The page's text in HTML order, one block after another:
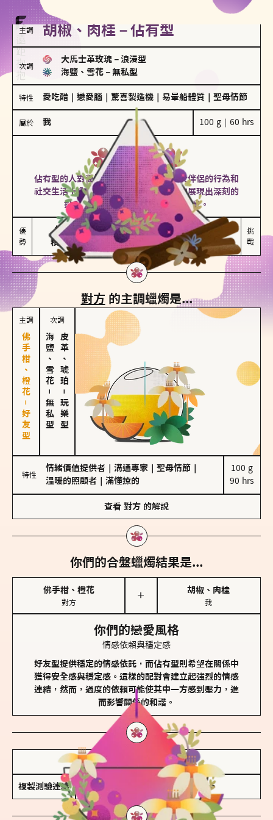
主調 胡椒、肉桂－佔有型
次調
大馬士革玫瑰 － 浪漫型
海鹽、雪花 － 無私型
特性 愛吃醋 戀愛腦 驚喜製造機 易暈船體質 聖母情節
屬於 我 100 g｜60 hrs
佔有型
胡椒、肉桂
佔有型的人對愛情有強烈的保護欲，對於伴侶的行為和
社交生活十分敏感、容易吃醋。在關係中展現出深刻的
投入和激情，但也可能讓人感到窒息。
優
勢
能建立緊密關係
積極維繫關係熱度
嫉妒心較強
可能出現控制欲
挑
戰
對方 的主調蠟燭是...
主調
佛手柑、橙花－好友型
次調
海鹽、雪花
－
無私型
皮革、琥珀
－
玩樂型
特性
情緒價值提供者 溝通專家 聖母情節
溫暖的照顧者
滿懂撩的
100 g
90 hrs
查看 對方 的解說
你們的合盤蠟燭結果是...
佛手柑、橙花
對方
＋
胡椒、肉桂
我
你們的戀愛風格
情感依賴與穩定感
好友型提供穩定的情感依託，而佔有型則希望在關係中
獲得安全感與穩定感。這樣的配對會建立起強烈的情感
連結，然而，過度的依賴可能使其中一方感到壓力，進
而影響關係的和諧。
儲存我的結果圖
複製測驗連結 查看香氛類型全解析 >>>